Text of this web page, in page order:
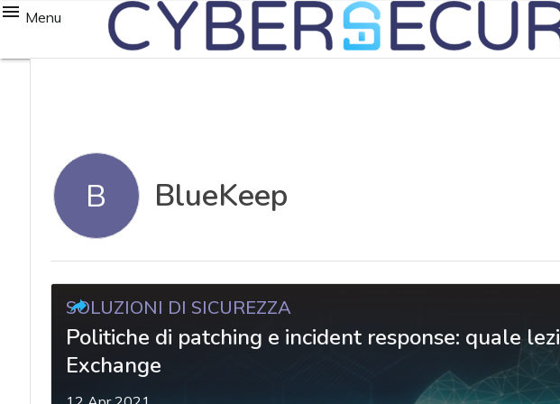
Menu
B BlueKeep
SOLUZIONI DI SICUREZZA
Politiche di patching e incident response: quale
Exchange